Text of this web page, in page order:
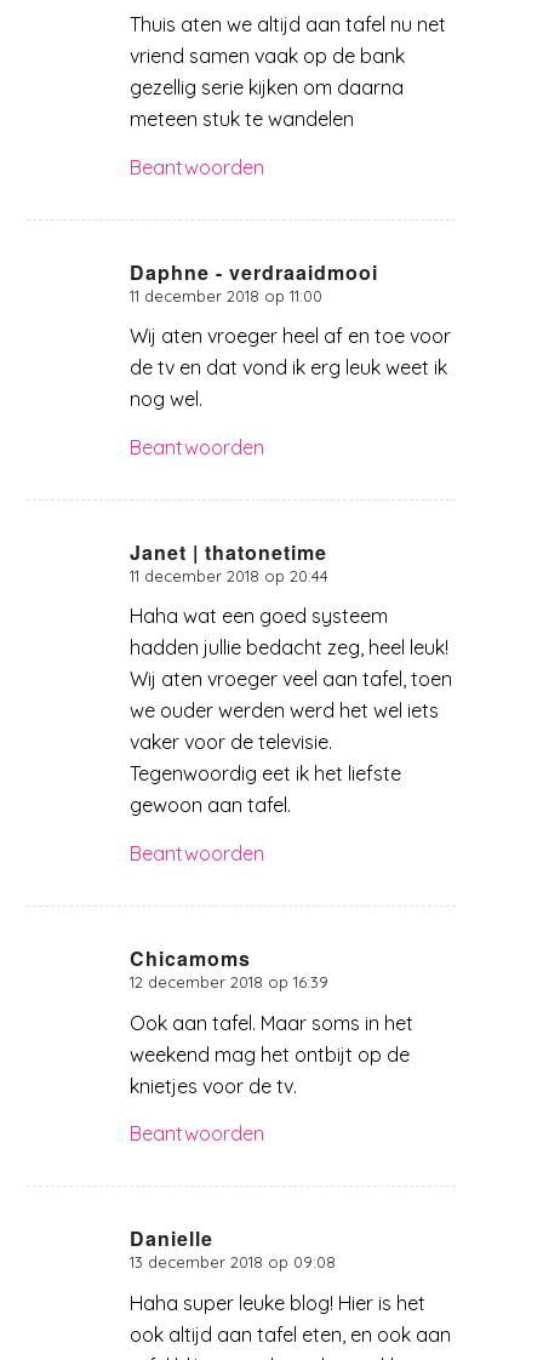
Thuis aten we altijd aan tafel nu net
vriend samen vaak op de bank
gezellig serie kijken om daarna
meteen stuk te wandelen
Beantwoorden
Daphne - verdraaidmooi
zegt:
11 december 2018 op 11:00
Wij aten vroeger heel af en toe voor
de tv en dat vond ik erg leuk weet ik
nog wel.
Beantwoorden
Janet | thatonetime
zegt:
11 december 2018 op 20:44
Haha wat een goed systeem
hadden jullie bedacht zeg, heel leuk!
Wij aten vroeger veel aan tafel, toen
we ouder werden werd het wel iets
vaker voor de televisie.
Tegenwoordig eet ik het liefste
gewoon aan tafel.
Beantwoorden
Chicamoms
zegt:
12 december 2018 op 16:39
Ook aan tafel. Maar soms in het
weekend mag het ontbijt op de
knietjes voor de tv.
Beantwoorden
Danielle
zegt:
13 december 2018 op 09:08
Haha super leuke blog! Hier is het
ook altijd aan tafel eten, en ook aan